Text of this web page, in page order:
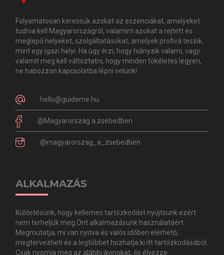
Folyamatosan keressük azokat az eszenciákat, amelyeket
tudnia kell Magyarországról, valamint azokat a rejtett és
meglepő helyeket, szolgáltatásokat, amelyek profivá teszik,
mint egy igazi helyi. Ha úgy érzi, hogy hiányzik valami, vagy
valamit meg kell változtatni, hogy minden tökéletes legyen,
ne habozzon kapcsolatba lépni velünk!
hello@guideme.hu
@Magyarország.a.zsebedben
@magyarorszag_a_zsebedben
ALKALMAZÁS
Küldetésünk, hogy kellemes tartózkodást nyújtsunk ezért
nem terheljük meg Önt alkalmazásunk használatáért.
Megmutatja, mi van nyitva és valós időben elérhető,
megtervezheti és a legtöbbet hozhatja ki itt tartózkodásából.
Csak nyomja meg az alábbi ikonokat, és élvezze